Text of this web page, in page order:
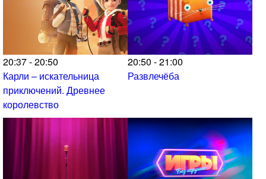
20:37 - 20:50
Карли – искательница
приключений. Древнее
королевство
20:50 - 21:00
Развлечёба